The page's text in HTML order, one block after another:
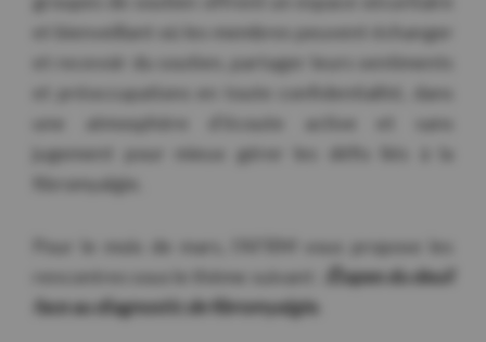
et bienveillant où les membres peuvent échanger
et recevoir du soutien, partager leurs sentiments
et préoccupations en toute confidentialité, dans
une atmosphère d’écoute active et sans
jugement pour mieux gérer les défis liés à la
fibromyalgie.
Pour le mois de mars, l’AFRM vous propose les
rencontres sous le thème suivant :
Étapes du deuil
face au diagnostic de fibromyalgie.